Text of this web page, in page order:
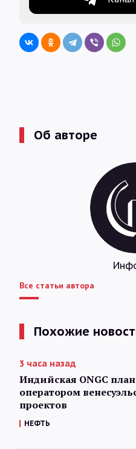
Об авторе
Все статьи автора
Похожие
3 часа назад
Индийская ONGC
оператором
проектов
НЕФТЬ